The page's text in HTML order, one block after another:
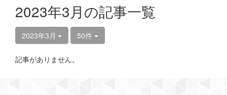
2023年3月の記事一覧
2023年3月 50件
記事がありません。